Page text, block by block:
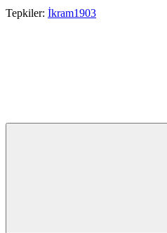
Tepkiler: İkram1903